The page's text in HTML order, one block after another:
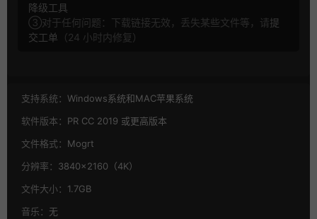
降级工具
③对于任何问题：下载链接无效，丢失某些文件等，请提
交工单 （24 小时内修复）
支持系统： Windows系统和MAC苹果系统
软件版本： PR CC 2019 或更高版本
文件格式： Mogrt
分辨率： 3840×2160（4K）
文件大小： 1.7GB
音乐： 无